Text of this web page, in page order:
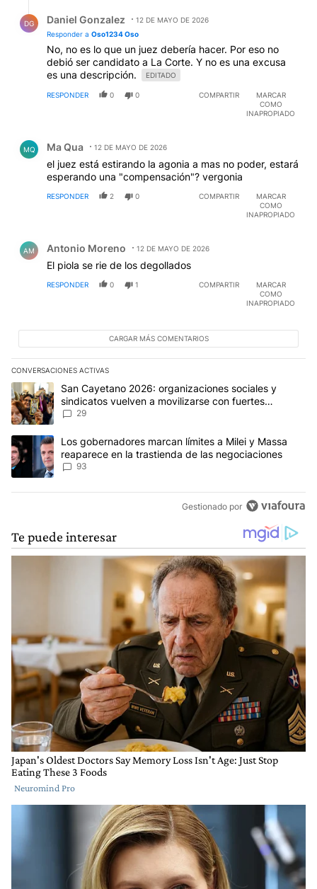
DG Daniel Gonzalez
12 DE MAYO DE 2026
Responder a Oso1234 Oso
No, no es lo que un juez debería hacer. Por eso no
debió ser candidato a La Corte. Y no es una excusa
es una descripción.
EDITADO
RESPONDER 0 0 COMPARTIR
MARCAR
COMO
INAPROPIADO
MQ Ma Qua 12 DE MAYO DE 2026
el juez está estirando la agonia a mas no poder, estará
esperando una "compensación"? vergonia
RESPONDER 2 0 COMPARTIR
MARCAR
COMO
INAPROPIADO
AM Antonio Moreno 12 DE MAYO DE 2026
El piola se rie de los degollados
RESPONDER 0 1 COMPARTIR
MARCAR
COMO
INAPROPIADO
CARGAR MÁS COMENTARIOS
CONVERSACIONES ACTIVAS
Este listado muestra los artículos con más comentarios en los
Un artículo de tendencia con el título "San Cayetano 2026:
San Cayetano 2026: organizaciones sociales y
sindicatos vuelven a movilizarse con fuertes
reclamos al Gobierno
29
Un artículo de tendencia con el título "Los gobernadores
Los gobernadores marcan límites a Milei y Massa
reaparece en la trastienda de las negociaciones
93
Gestionado por